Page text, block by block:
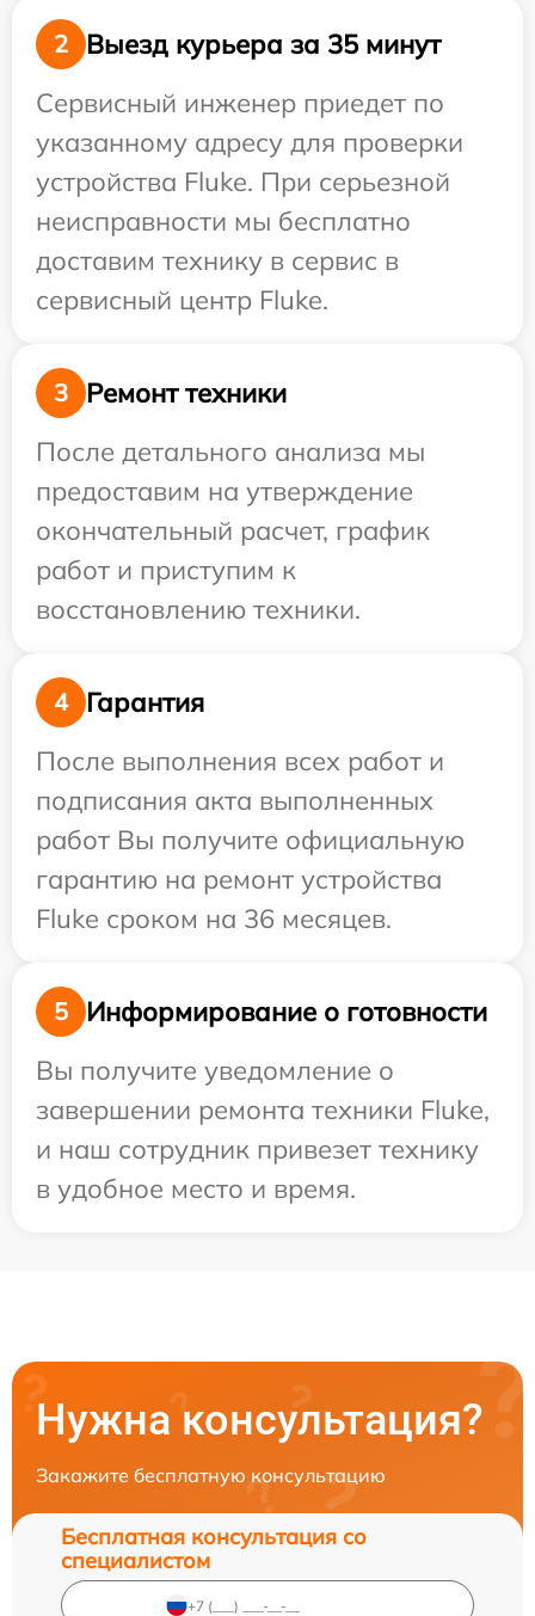
2
Выезд курьера за 35 минут
Сервисный инженер приедет по
указанному адресу для проверки
устройства Fluke. При серьезной
неисправности мы бесплатно
доставим технику в сервис в
сервисный центр Fluke.
3
Ремонт техники
После детального анализа мы
предоставим на утверждение
окончательный расчет, график
работ и приступим к
восстановлению техники.
4
Гарантия
После выполнения всех работ и
подписания акта выполненных
работ Вы получите официальную
гарантию на ремонт устройства
Fluke сроком на 36 месяцев.
5
Информирование о готовности
Вы получите уведомление о
завершении ремонта техники Fluke,
и наш сотрудник привезет технику
в удобное место и время.
Нужна консультация?
Закажите бесплатную консультацию
Бесплатная консультация со
специалистом